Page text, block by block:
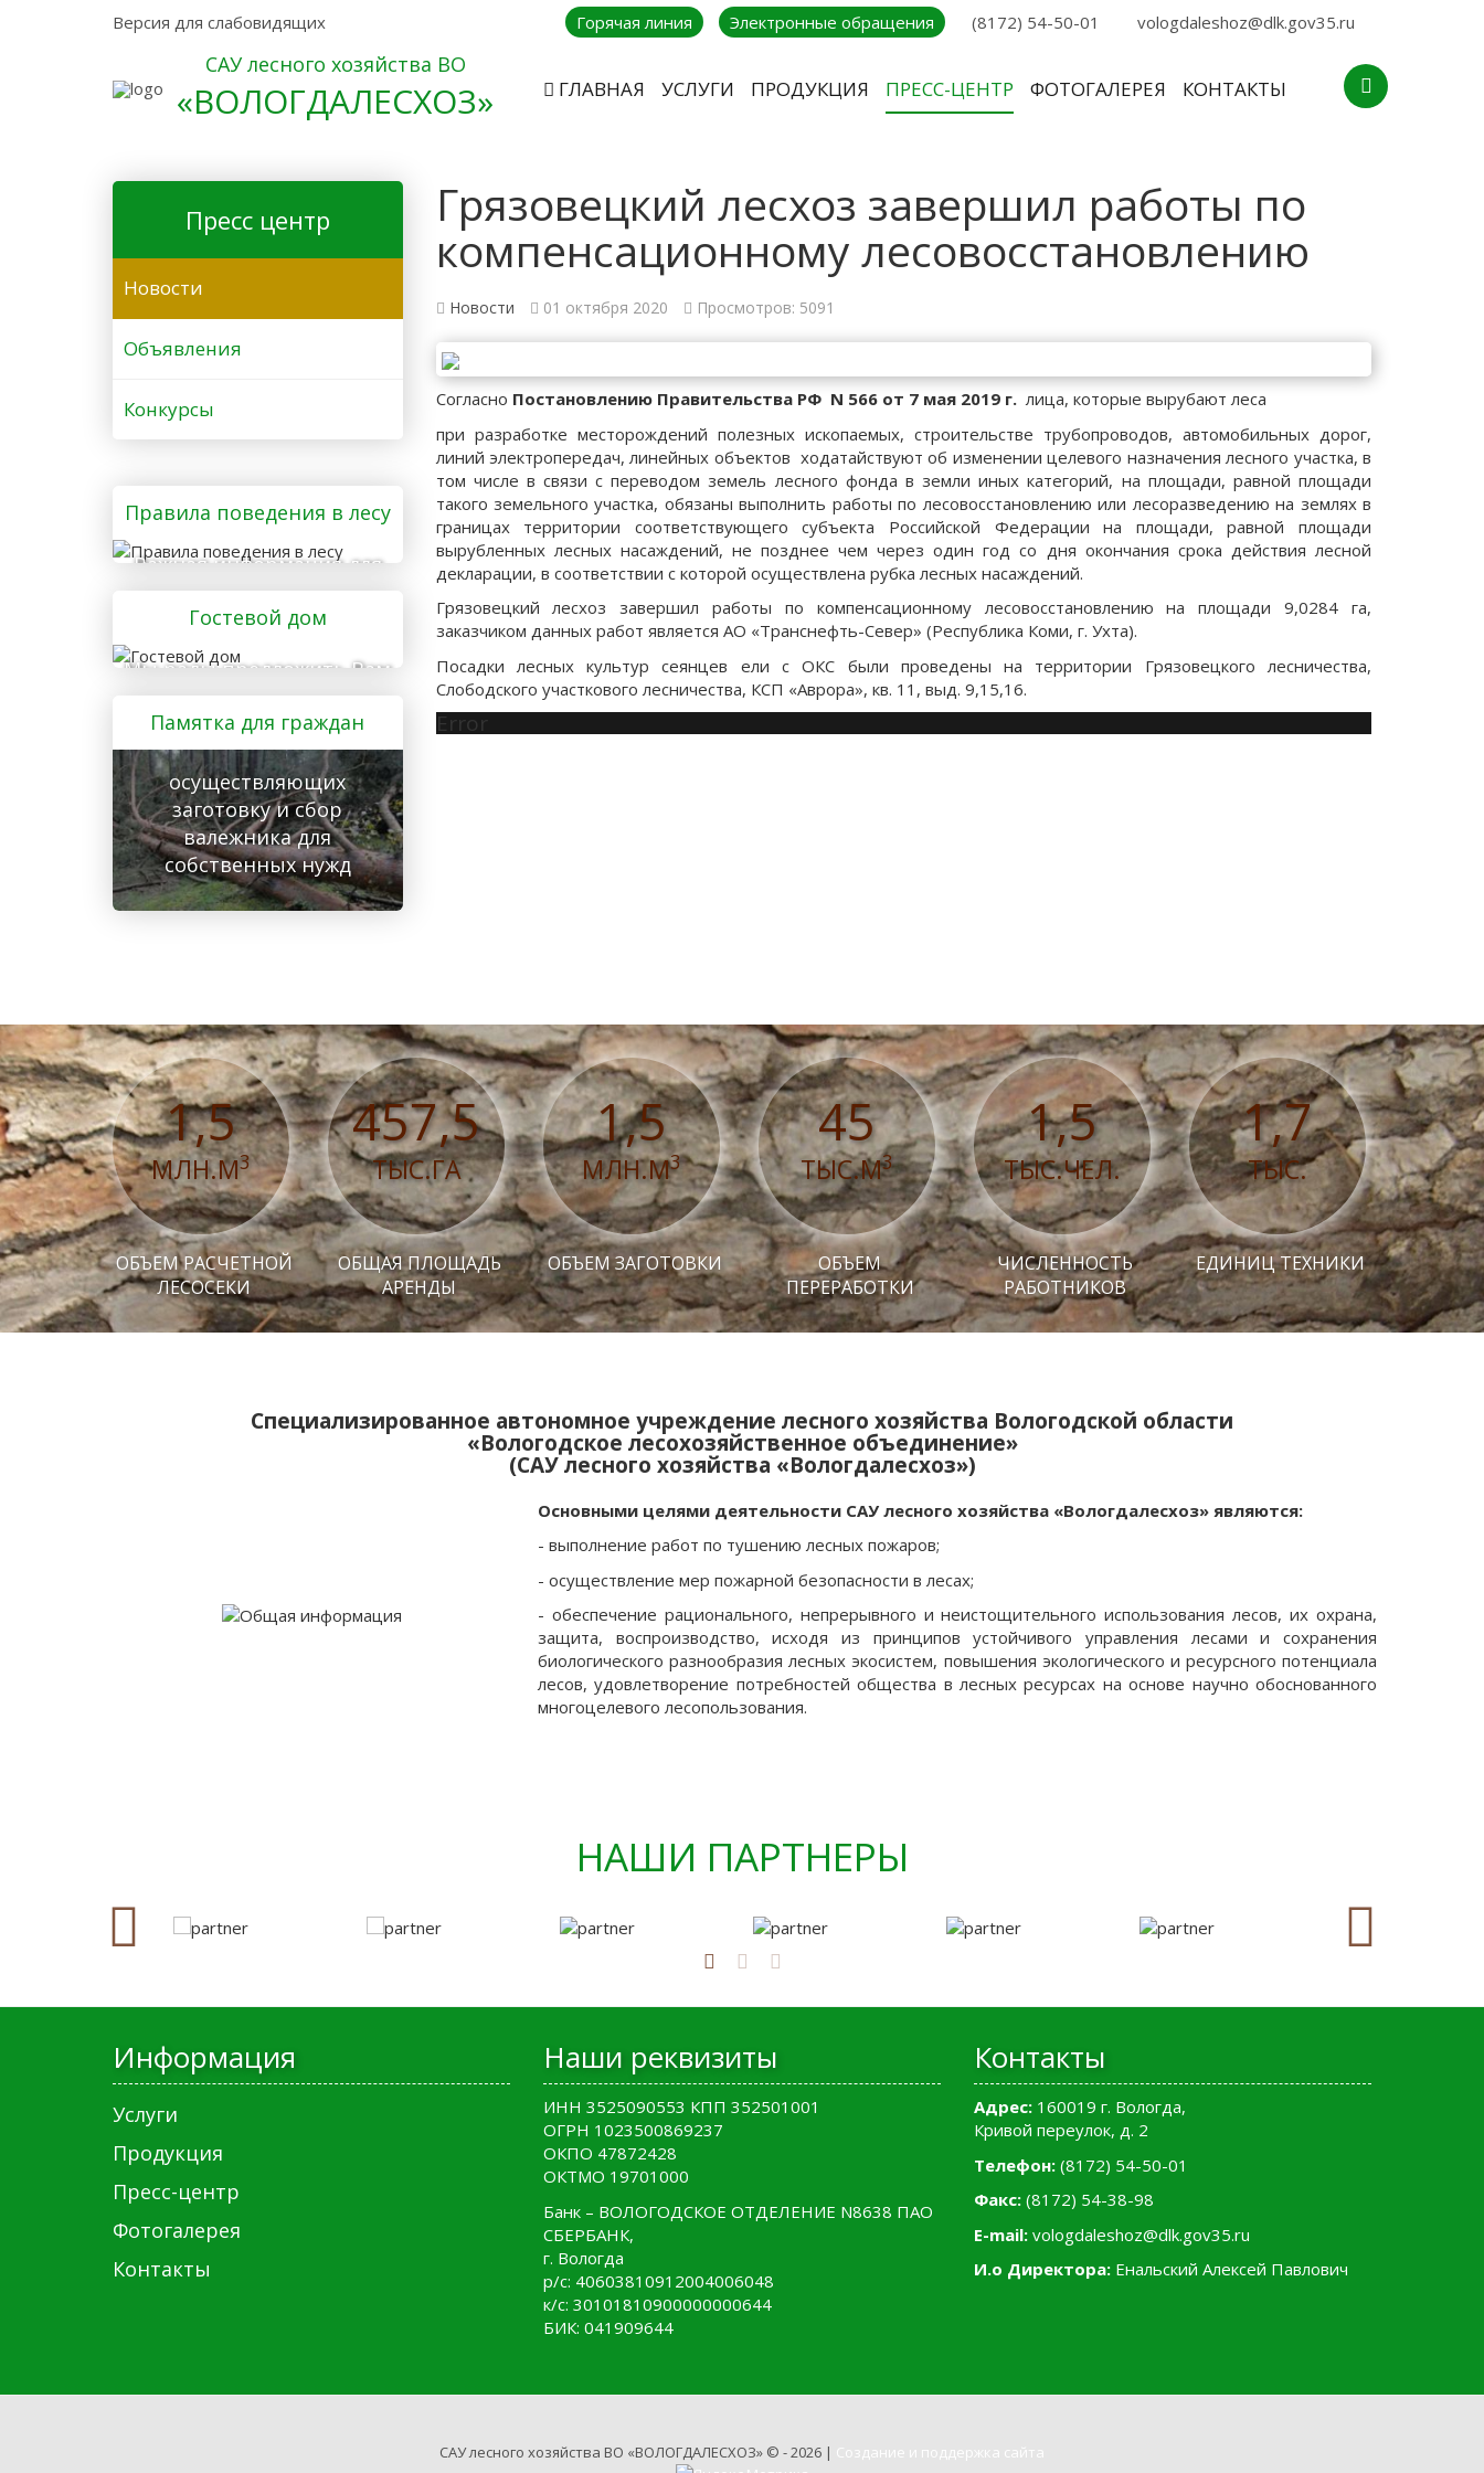
Версия для слабовидящих Горячая линия Электронные обращения (8172) 54-50-01 vologdaleshoz@dlk.gov35.ru
САУ лесного хозяйства ВО
«ВОЛОГДАЛЕСХОЗ» ГЛАВНАЯ УСЛУГИ ПРОДУКЦИЯ ПРЕСС-ЦЕНТР ФОТОГАЛЕРЕЯ КОНТАКТЫ
Грязовецкий лесхоз завершил работы по
компенсационному лесовосстановлению
Новости 01 октября 2020 Просмотров: 5091
Согласно Постановлению Правительства РФ N 566 от 7 мая 2019 г.лица, которые вырубают леса
при разработке месторождений полезных ископаемых, строительстве трубопроводов, автомобильных дорог,
линий электропередач, линейных объектов ходатайствуют об изменении целевого назначения лесного участка, в
том числе в связи с переводом земель лесного фонда в земли иных категорий, на площади, равной площади
такого земельного участка, обязаны выполнить работы по лесовосстановлению или лесоразведению на землях в
границах территории соответствующего субъекта Российской Федерации на площади, равной площади
вырубленных лесных насаждений, не позднее чем через один год со дня окончания срока действия лесной
декларации, в соответствии с которой осуществлена рубка лесных насаждений.
Грязовецкий лесхоз завершил работы по компенсационному лесовосстановлению на площади 9,0284 га,
заказчиком данных работ является АО «Транснефть-Север» (Республика Коми, г. Ухта).
Посадки лесных культур сеянцев ели с ОКС были проведены на территории Грязовецкого лесничества,
Слободского участкового лесничества, КСП «Аврора», кв. 11, выд. 9,15,16.
Error
Пресс центр
Новости
Объявления
Конкурсы
Правила поведения в лесу
Важная информация для
тех, кто отправляется в
лес
Гостевой дом
Мы рады предложить Вам
услуги гостевого дома
Памятка для граждан
осуществляющих
заготовку и сбор
валежника для
собственных нужд
1,5
МЛН.М3
ОБЪЕМ РАСЧЕТНОЙ
ЛЕСОСЕКИ
457,5
ТЫС.ГА
ОБЩАЯ ПЛОЩАДЬ
АРЕНДЫ
1,5
МЛН.М3
ОБЪЕМ ЗАГОТОВКИ
45
ТЫС.М3
ОБЪЕМ
ПЕРЕРАБОТКИ
1,5
ТЫС.ЧЕЛ.
ЧИСЛЕННОСТЬ
РАБОТНИКОВ
1,7
ТЫС.
ЕДИНИЦ ТЕХНИКИ
Специализированное автономное учреждение лесного хозяйства Вологодской области
«Вологодское лесохозяйственное объединение»
(САУ лесного хозяйства «Вологдалесхоз»)
Основными целями деятельности САУ лесного хозяйства «Вологдалесхоз» являются:
- выполнение работ по тушению лесных пожаров;
- осуществление мер пожарной безопасности в лесах;
- обеспечение рационального, непрерывного и неистощительного использования лесов, их охрана,
защита, воспроизводство, исходя из принципов устойчивого управления лесами и сохранения
биологического разнообразия лесных экосистем, повышения экологического и ресурсного потенциала
лесов, удовлетворение потребностей общества в лесных ресурсах на основе научно обоснованного
многоцелевого лесопользования.
НАШИ ПАРТНЕРЫ
Информация
Услуги
Продукция
Пресс-центр
Фотогалерея
Контакты
Наши реквизиты
ИНН 3525090553 КПП 352501001
ОГРН 1023500869237
ОКПО 47872428
ОКТМО 19701000
Банк – ВОЛОГОДСКОЕ ОТДЕЛЕНИЕ N8638 ПАО
СБЕРБАНК,
г. Вологда
р/с: 40603810912004006048
к/с: 30101810900000000644
БИК: 041909644
Контакты
Адрес: 160019 г. Вологда,
Кривой переулок, д. 2
Телефон: (8172) 54-50-01
Факс: (8172) 54-38-98
E-mail: vologdaleshoz@dlk.gov35.ru
И.о Директора: Енальский Алексей Павлович
САУ лесного хозяйства ВО «ВОЛОГДАЛЕСХОЗ» © - 2026 | Создание и поддержка сайта